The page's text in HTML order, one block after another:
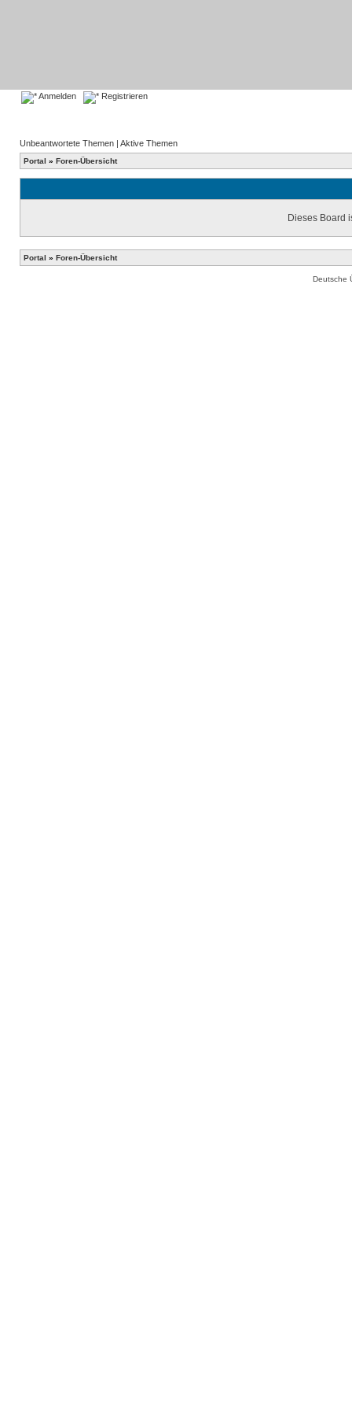
Anmelden Registrieren
Unbeantwortete Themen | Aktive Themen
Portal » Foren-Übersicht
Dieses Board
Portal » Foren-Übersicht
Deutsche